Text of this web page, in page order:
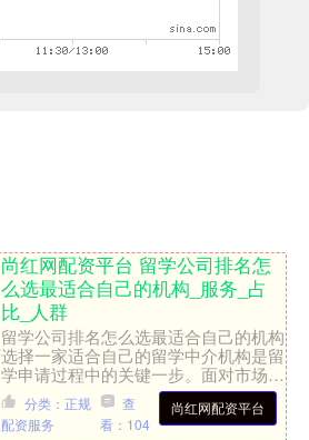
尚红网配资平台 留学公司排名怎
么选最适合自己的机构_服务_占
比_人群
留学公司排名怎么选最适合自己的机构
选择一家适合自己的留学中介机构是留
学申请过程中的关键一步。面对市场上
众多的留学公司，如何根据自身需求筛
选出最匹配的机构，需要....尚红网配资平台
分类：正规
配资服务
查
看：104